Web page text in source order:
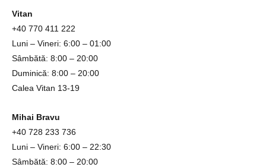
Vitan
+40 770 411 222
Luni – Vineri: 6:00 – 01:00
Sâmbătă: 8:00 – 20:00
Duminică: 8:00 – 20:00
Calea Vitan 13-19
Mihai Bravu
+40 728 233 736
Luni – Vineri: 6:00 – 22:30
Sâmbătă: 8:00 – 20:00